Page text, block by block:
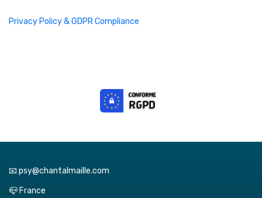
Privacy Policy & GDPR Compliance
📧 psy@chantalmaille.com
📪 France